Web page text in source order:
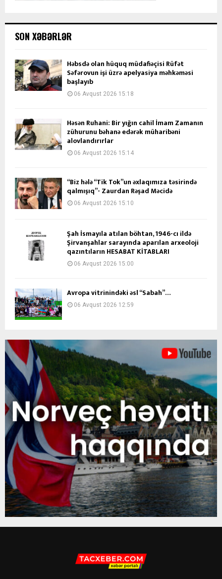
SON XƏBƏRLƏR
Həbsdə olan hüquq müdafiəçisi Rüfət
Səfərovun işi üzrə apelyasiya məhkəməsi
başlayıb
06 Avqust 2026 15:18
Həsən Ruhani: Bir yığın cahil İmam Zamanın
zühurunu bəhanə edərək müharibəni
alovlandırırlar
06 Avqust 2026 15:14
“Biz hələ “Tik Tok”un əxlaqımıza təsirində
qalmışıq”- Zaurdan Rəşad Məcidə
06 Avqust 2026 15:10
Şah İsmayıla atılan böhtan, 1946-cı ildə
Şirvanşahlar sarayında aparılan arxeoloji
qazıntıların HESABAT KİTABLARI
06 Avqust 2026 15:00
Avropa vitrinindəki əsl “Sabah”…
06 Avqust 2026 12:59